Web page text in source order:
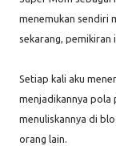
menemukan sendiri
sekarang, pemikiran
Setiap kali aku
menjadikannya pola
menuliskannya di
orang lain.